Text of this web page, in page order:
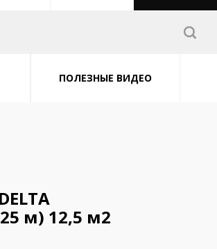
ПОЛЕЗНЫЕ ВИДЕО
м) 12,5 м2